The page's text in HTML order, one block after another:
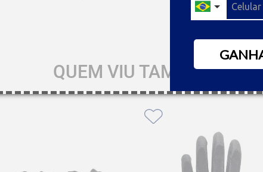
QUEM VIU TAMBÉM